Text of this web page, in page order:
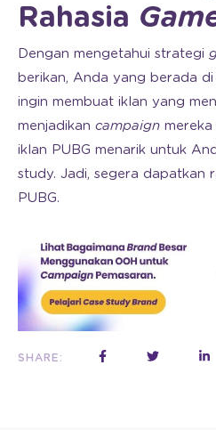
Rahasia
Dengan mengetahui strategi
berikan, Anda yang berada
ingin membuat iklan yang
menjadikan campaign mereka
iklan PUBG menarik untuk
study. Jadi, segera dapatkan
PUBG.
SHARE: